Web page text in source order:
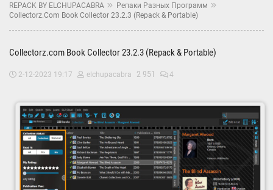
REPACK BY ELCHUPACABRA
Репаки Разных Программ
Collectorz.com Book Collector 23.2.3 (Repack & Portable)
Collectorz.com Book Collector 23.2.3 (Repack & Portable)
2-12-2023 19:17 elchupacabra 2 951 4